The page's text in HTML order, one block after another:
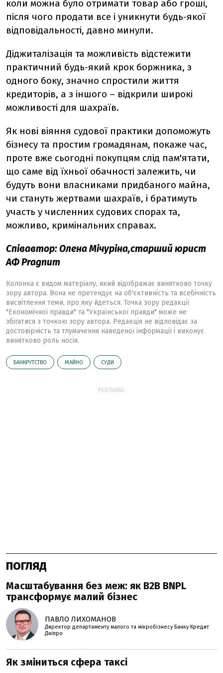
коли можна було отримати товар або гроші,
після чого продати все і уникнути будь-якої
відповідальності, давно минули.
Діджиталізація та можливість відстежити
практичний будь-який крок боржника, з
одного боку, значно спростили життя
кредиторів, а з іншого – відкрили широкі
можливості для шахраїв.
Як нові віяння судової практики допоможуть
бізнесу та простим громадянам, покаже час,
проте вже сьогодні покупцям слід пам'ятати,
що саме від їхньої обачності залежить, чи
будуть вони власниками придбаного майна,
чи стануть жертвами шахраїв, і братимуть
участь у численних судових спорах та,
можливо, кримінальних справах.
Співавтор: Олена Мічуріна,старший юрист
АФ Pragnum
Колонка є видом матеріалу, який відображає винятково точку
зору автора. Вона не претендує на об'єктивність та всебічність
висвітлення теми, про яку йдеться. Точка зору редакції
"Економічної правди" та "Української правди" може не
збігатися з точкою зору автора. Редакція не відповідає за
достовірність та тлумачення наведеної інформації і виконує
винятково роль носія.
БАНКРУТСТВО МАЙНО СУДИ
РЕКЛАМА:
ПОГЛЯД
Масштабування без меж: як B2B BNPL
трансформує малий бізнес
ПАВЛО ЛИХОМАНОВ
Директор департаменту малого та мікробізнесу Банку Кредит
Дніпро
Як зміниться сфера таксі